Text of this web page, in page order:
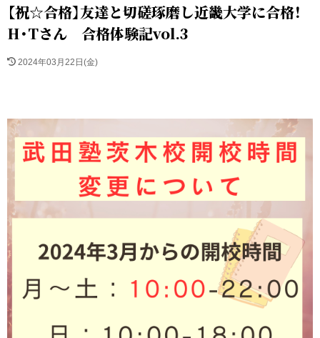
【祝☆合格】友達と切磋琢磨し近畿大学に合格！
H・Tさん 合格体験記vol.3
2024年03月22日(金)